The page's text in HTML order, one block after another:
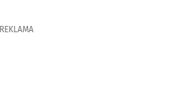
REKLAMA